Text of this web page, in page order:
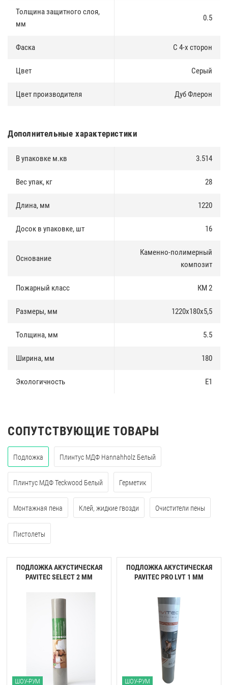
Толщина защитного слоя,
мм
0.5
Фаска С 4-х сторон
Цвет Серый
Цвет производителя Дуб Флерон
Дополнительные характеристики
В упаковке м.кв 3.514
Вес упак, кг 28
Длина, мм 1220
Досок в упаковке, шт 16
Основание
Каменно-полимерный
композит
Пожарный класс КМ 2
Размеры, мм 1220х180х5,5
Толщина, мм 5.5
Ширина, мм 180
Экологичность E1
СОПУТСТВУЮЩИЕ ТОВАРЫ
Подложка Плинтус МДФ Hannahholz Белый
Плинтус МДФ Teckwood Белый Герметик
Монтажная пена Клей, жидкие гвозди Очистители пены
Пистолеты
ПОДЛОЖКА АКУСТИЧЕСКАЯ
PAVITEC SELECT 2 ММ
ШОУ-РУМ
ПОДЛОЖКА АКУСТИЧЕСКАЯ
PAVITEC PRO LVT 1 ММ
ШОУ-РУМ